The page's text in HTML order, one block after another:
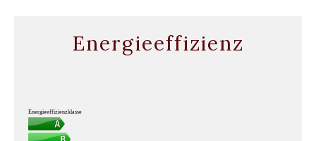
Energieeffizienz
Energieeffizienzklasse